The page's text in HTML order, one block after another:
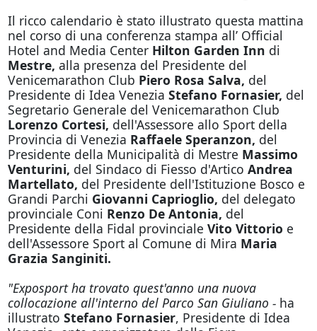
Il ricco calendario è stato illustrato questa mattina
nel corso di una conferenza stampa all’ Official
Hotel and Media Center Hilton Garden Inn di
Mestre, alla presenza del Presidente del
Venicemarathon Club Piero Rosa Salva, del
Presidente di Idea Venezia Stefano Fornasier, del
Segretario Generale del Venicemarathon Club
Lorenzo Cortesi, dell'Assessore allo Sport della
Provincia di Venezia Raffaele Speranzon, del
Presidente della Municipalità di Mestre Massimo
Venturini, del Sindaco di Fiesso d'Artico Andrea
Martellato, del Presidente dell'Istituzione Bosco e
Grandi Parchi Giovanni Caprioglio, del delegato
provinciale Coni Renzo De Antonia, del
Presidente della Fidal provinciale Vito Vittorio e
dell'Assessore Sport al Comune di Mira Maria
Grazia Sanginiti.
"Exposport ha trovato quest'anno una nuova
collocazione all'interno del Parco San Giuliano - ha
illustrato Stefano Fornasier, Presidente di Idea